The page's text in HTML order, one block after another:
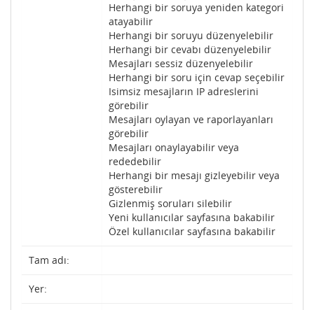
Herhangi bir soruya yeniden kategori
atayabilir
Herhangi bir soruyu düzenyelebilir
Herhangi bir cevabı düzenyelebilir
Mesajları sessiz düzenyelebilir
Herhangi bir soru için cevap seçebilir
Isimsiz mesajların IP adreslerini
görebilir
Mesajları oylayan ve raporlayanları
görebilir
Mesajları onaylayabilir veya
rededebilir
Herhangi bir mesajı gizleyebilir veya
gösterebilir
Gizlenmiş soruları silebilir
Yeni kullanıcılar sayfasına bakabilir
Özel kullanıcılar sayfasına bakabilir
Tam adı:
Yer: